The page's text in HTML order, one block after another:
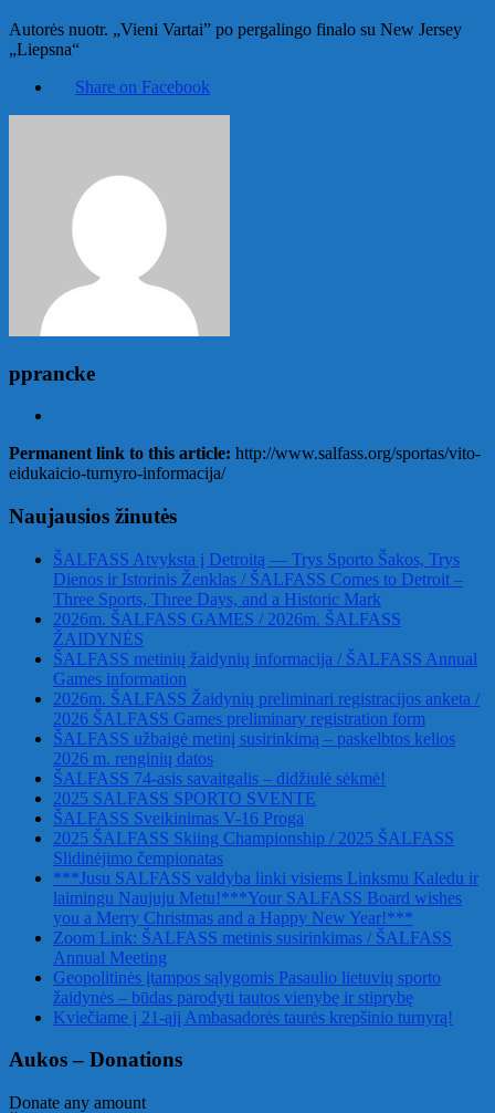
Autorės nuotr. „Vieni Vartai” po pergalingo finalo su New Jersey
„Liepsna“
Share on Facebook
pprancke
Permanent link to this article: http://www.salfass.org/sportas/vito-
eidukaicio-turnyro-informacija/
Naujausios žinutės
ŠALFASS Atvyksta į Detroitą — Trys Sporto Šakos, Trys
Dienos ir Istorinis Ženklas / ŠALFASS Comes to Detroit –
Three Sports, Three Days, and a Historic Mark
2026m. ŠALFASS GAMES / 2026m. ŠALFASS
ŽAIDYNĖS
ŠALFASS metinių žaidynių informacija / ŠALFASS Annual
Games information
2026m. ŠALFASS Žaidynių preliminari registracijos anketa /
2026 ŠALFASS Games preliminary registration form
ŠALFASS užbaigė metinį susirinkimą – paskelbtos kelios
2026 m. renginių datos
ŠALFASS 74-asis savaitgalis – didžiulė sėkmė!
2025 SALFASS SPORTO SVENTE
ŠALFASS Sveikinimas V-16 Proga
2025 ŠALFASS Skiing Championship / 2025 ŠALFASS
Slidinėjimo čempionatas
***Jusu SALFASS valdyba linki visiems Linksmu Kaledu ir
laimingu Naujuju Metu!***Your SALFASS Board wishes
you a Merry Christmas and a Happy New Year!***
Zoom Link: ŠALFASS metinis susirinkimas / ŠALFASS
Annual Meeting
Geopolitinės įtampos sąlygomis Pasaulio lietuvių sporto
žaidynės – būdas parodyti tautos vienybę ir stiprybę
Kviečiame į 21-ąjį Ambasadorės taurės krepšinio turnyrą!
Aukos – Donations
Donate any amount